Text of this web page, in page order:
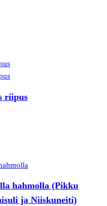
riipus
hahmolla (Pikku
ja Niiskuneiti)